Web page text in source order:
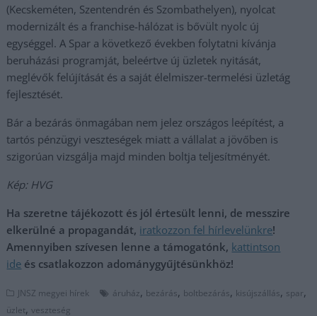
(Kecskeméten, Szentendrén és Szombathelyen), nyolcat
modernizált és a franchise-hálózat is bővült nyolc új
egységgel. A Spar a következő években folytatni kívánja
beruházási programját, beleértve új üzletek nyitását,
meglévők felújítását és a saját élelmiszer-termelési üzletág
fejlesztését.
Bár a bezárás önmagában nem jelez országos leépítést, a
tartós pénzügyi veszteségek miatt a vállalat a jövőben is
szigorúan vizsgálja majd minden boltja teljesítményét.
Kép: HVG
Ha szeretne tájékozott és jól értesült lenni, de messzire
elkerülné a propagandát, iratkozzon fel hírlevelünkre!
Amennyiben szívesen lenne a támogatónk, kattintson
ide és csatlakozzon adománygyűjtésünkhöz!
JNSZ megyei hírek áruház, bezárás, boltbezárás, kisújszállás, spar,
üzlet,veszteség